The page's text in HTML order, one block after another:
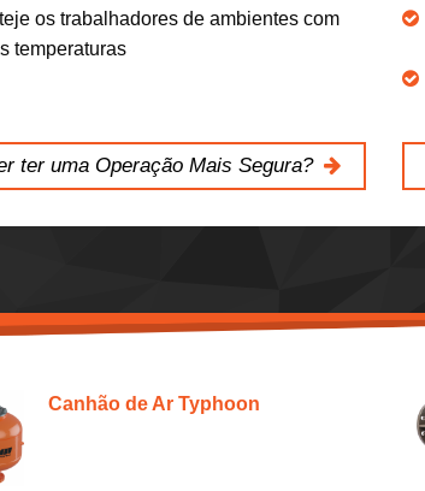
os trabalhadores de ambientes com
temperaturas
ter uma Operação Mais Segura?
Canhão de Ar Typhoon